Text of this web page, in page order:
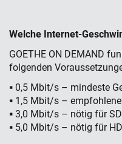
Welche Internet-
GOETHE ON DEMAND
folgenden
▪ 0,5 Mbit/s – mindeste
▪ 1,5 Mbit/s –
▪ 3,0 Mbit/s – nötig für
▪ 5,0 Mbit/s – nötig für